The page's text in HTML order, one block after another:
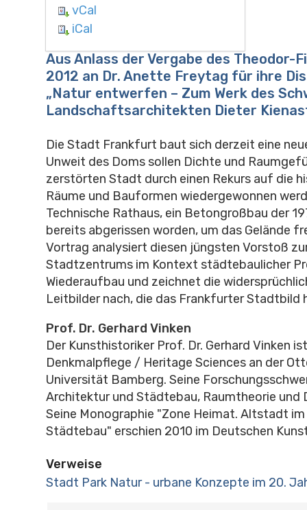
vCal
iCal
Aus Anlass der Vergabe des Theodor-
2012 an Dr. Anette Freytag für ihre
„Natur entwerfen – Zum Werk des
Landschaftsarchitekten Dieter
Die Stadt Frankfurt baut sich derzeit eine
Unweit des Doms sollen Dichte und
zerstörten Stadt durch einen Rekurs auf die
Räume und Bauformen wiedergewonnen
Technische Rathaus, ein Betongroßbau der
bereits abgerissen worden, um das Gelände
Vortrag analysiert diesen jüngsten Vorstoß
Stadtzentrums im Kontext städtebaulicher
Wiederaufbau und zeichnet die
Leitbilder nach, die das Frankfurter Stadtbild
Prof. Dr. Gerhard Vinken
Der Kunsthistoriker Prof. Dr. Gerhard Vinken
Denkmalpflege / Heritage Sciences an der
Universität Bamberg. Seine
Architektur und Städtebau, Raumtheorie und
Seine Monographie "Zone Heimat. Altstadt
Städtebau" erschien 2010 im Deutschen
Verweise
Stadt Park Natur - urbane Konzepte im 20.